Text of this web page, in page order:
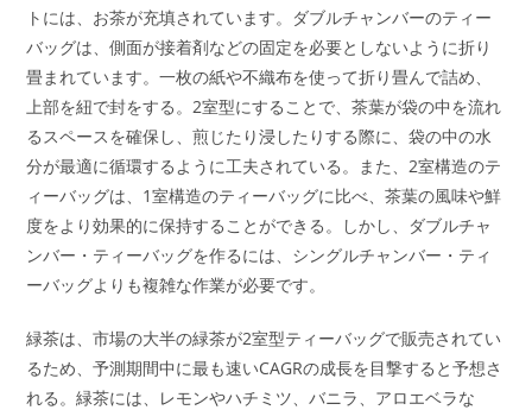
トには、お茶が充填されています。ダブルチャンバーのティー
バッグは、側面が接着剤などの固定を必要としないように折り
畳まれています。一枚の紙や不織布を使って折り畳んで詰め、
上部を紐で封をする。2室型にすることで、茶葉が袋の中を流れ
るスペースを確保し、煎じたり浸したりする際に、袋の中の水
分が最適に循環するように工夫されている。また、2室構造のテ
ィーバッグは、1室構造のティーバッグに比べ、茶葉の風味や鮮
度をより効果的に保持することができる。しかし、ダブルチャ
ンバー・ティーバッグを作るには、シングルチャンバー・ティ
ーバッグよりも複雑な作業が必要です。
緑茶は、市場の大半の緑茶が2室型ティーバッグで販売されてい
るため、予測期間中に最も速いCAGRの成長を目撃すると予想さ
れる。緑茶には、レモンやハチミツ、バニラ、アロエベラな